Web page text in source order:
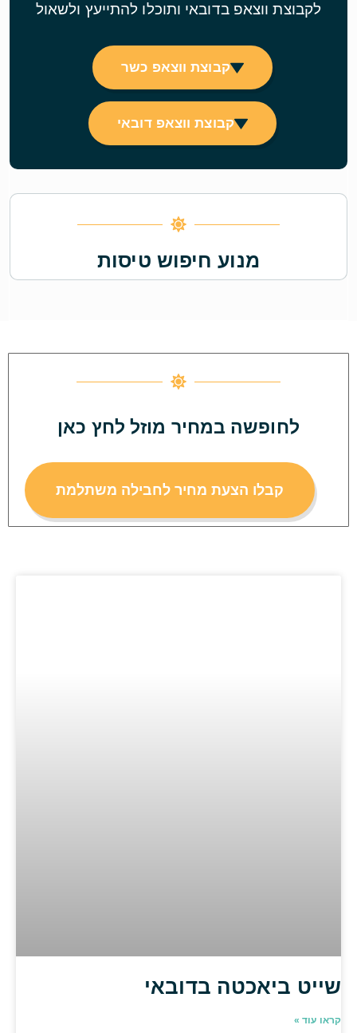
לקבוצת ווצאפ בדובאי ותוכלו להתייעץ ולשאול
קבוצת ווצאפ כשר
קבוצת ווצאפ דובאי
מנוע חיפוש טיסות
לחופשה במחיר מוזל לחץ כאן
קבלו הצעת מחיר לחבילה משתלמת
שייט ביאכטה בדובאי
קראו עוד »